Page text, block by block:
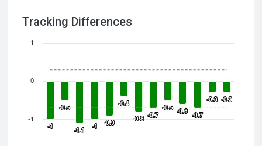
Tracking Differences
-1
-1
-0.5
-0.5
-1.1
-1.1 -1
-1 -0.9
-0.9
-0.4
-0.4
-0.8
-0.8 -0.7
-0.7
-0.5
-0.5 -0.6
-0.6 -0.7
-0.7
-0.3
-0.3 -0.3
-0.3
-1
0
1